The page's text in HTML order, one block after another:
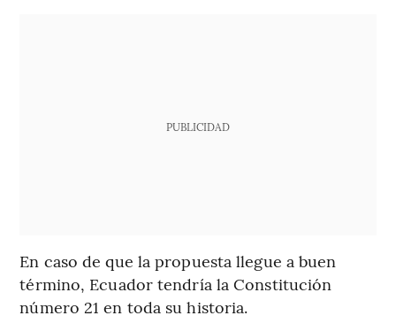
PUBLICIDAD
En caso de que la propuesta llegue a buen
término, Ecuador tendría la Constitución
número 21 en toda su historia.